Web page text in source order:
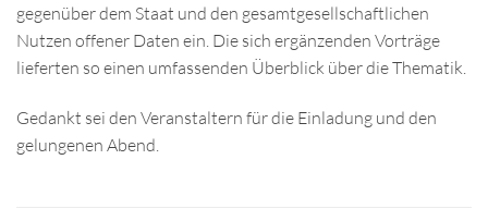
gegenüber dem Staat und den gesamtgesellschaftlichen
Nutzen offener Daten ein. Die sich ergänzenden Vorträge
lieferten so einen umfassenden Überblick über die Thematik.
Gedankt sei den Veranstaltern für die Einladung und den
gelungenen Abend.